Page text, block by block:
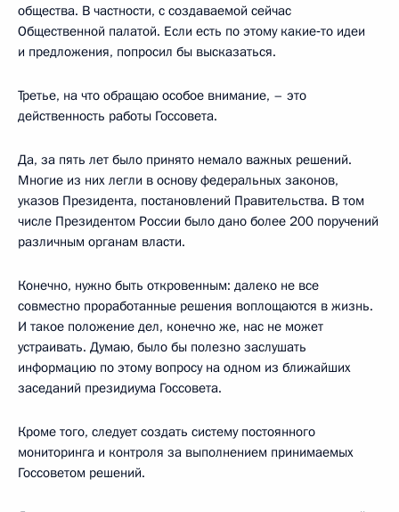
общества. В частности, с создаваемой сейчас
Общественной палатой. Если есть по этому какие‑то идеи
и предложения, попросил бы высказаться.
Третье, на что обращаю особое внимание, – это
действенность работы Госсовета.
Да, за пять лет было принято немало важных решений.
Многие из них легли в основу федеральных законов,
указов Президента, постановлений Правительства. В том
числе Президентом России было дано более 200 поручений
различным органам власти.
Конечно, нужно быть откровенным: далеко не все
совместно проработанные решения воплощаются в жизнь.
И такое положение дел, конечно же, нас не может
устраивать. Думаю, было бы полезно заслушать
информацию по этому вопросу на одном из ближайших
заседаний президиума Госсовета.
Кроме того, следует создать систему постоянного
мониторинга и контроля за выполнением принимаемых
Госсоветом решений.